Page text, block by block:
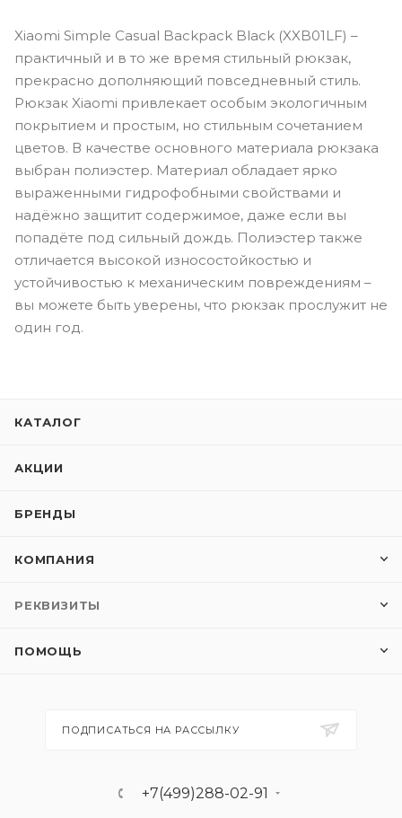
Xiaomi Simple Casual Backpack Black (XXB01LF) –
практичный и в то же время стильный рюкзак,
прекрасно дополняющий повседневный стиль.
Рюкзак Xiaomi привлекает особым экологичным
покрытием и простым, но стильным сочетанием
цветов. В качестве основного материала рюкзака
выбран полиэстер. Материал обладает ярко
выраженными гидрофобными свойствами и
надёжно защитит содержимое, даже если вы
попадёте под сильный дождь. Полиэстер также
отличается высокой износостойкостью и
устойчивостью к механическим повреждениям –
вы можете быть уверены, что рюкзак прослужит не
один год.
КАТАЛОГ
АКЦИИ
БРЕНДЫ
КОМПАНИЯ
РЕКВИЗИТЫ
ПОМОЩЬ
ПОДПИСАТЬСЯ НА РАССЫЛКУ
+7(499)288-02-91